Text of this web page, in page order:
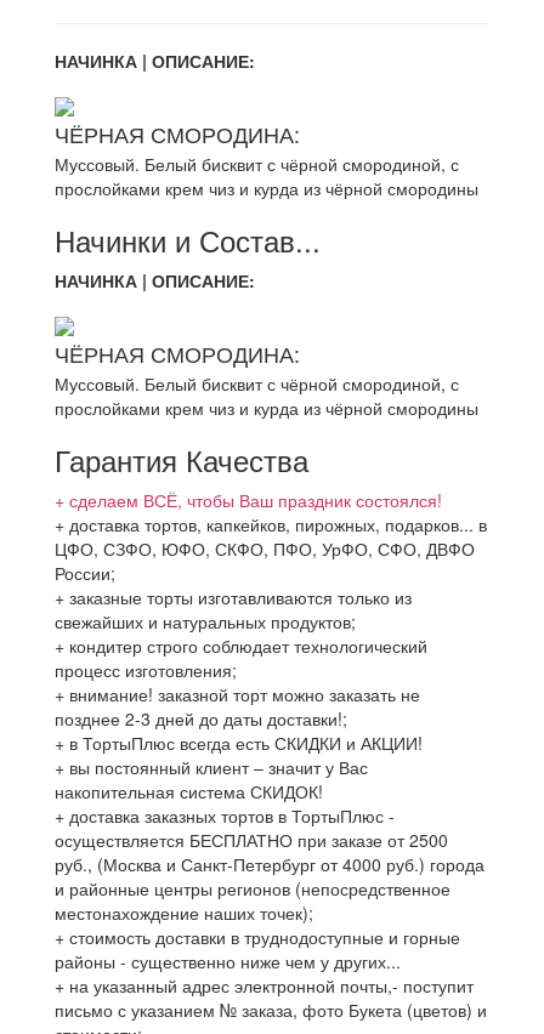
НАЧИНКА | ОПИСАНИЕ:
ЧЁРНАЯ СМОРОДИНА:
Муссовый. Белый бисквит с чёрной смородиной, с
прослойками крем чиз и курда из чёрной смородины
Начинки и Состав...
НАЧИНКА | ОПИСАНИЕ:
ЧЁРНАЯ СМОРОДИНА:
Муссовый. Белый бисквит с чёрной смородиной, с
прослойками крем чиз и курда из чёрной смородины
Гарантия Качества
+ сделаем ВСЁ, чтобы Ваш праздник состоялся!
+ доставка тортов, капкейков, пирожных, подарков... в
ЦФО, СЗФО, ЮФО, СКФО, ПФО, УрФО, СФО, ДВФО
России;
+ заказные торты изготавливаются только из
свежайших и натуральных продуктов;
+ кондитер строго соблюдает технологический
процесс изготовления;
+ внимание! заказной торт можно заказать не
позднее 2-3 дней до даты доставки!;
+ в ТортыПлюс всегда есть СКИДКИ и АКЦИИ!
+ вы постоянный клиент – значит у Вас
накопительная система СКИДОК!
+ доставка заказных тортов в ТортыПлюс -
осуществляется БЕСПЛАТНО при заказе от 2500
руб., (Москва и Санкт-Петербург от 4000 руб.) города
и районные центры регионов (непосредственное
местонахождение наших точек);
+ стоимость доставки в труднодоступные и горные
районы - существенно ниже чем у других...
+ на указанный адрес электронной почты,- поступит
письмо с указанием № заказа, фото Букета (цветов) и